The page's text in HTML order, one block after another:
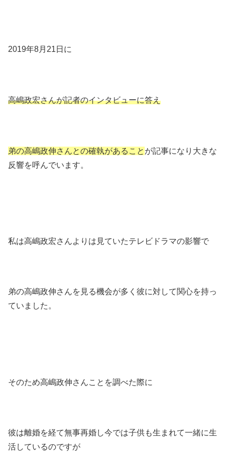
2019年8月21日に
高嶋政宏さんが記者のインタビューに答え
弟の高嶋政伸さんとの確執があること が記事になり大きな
反響を呼んでいます。
私は高嶋政宏さんよりは見ていたテレビドラマの影響で
弟の高嶋政伸さんを見る機会が多く彼に対して関心を持っ
ていました。
そのため高嶋政伸さんことを調べた際に
彼は離婚を経て無事再婚し今では子供も生まれて一緒に生
活しているのですが